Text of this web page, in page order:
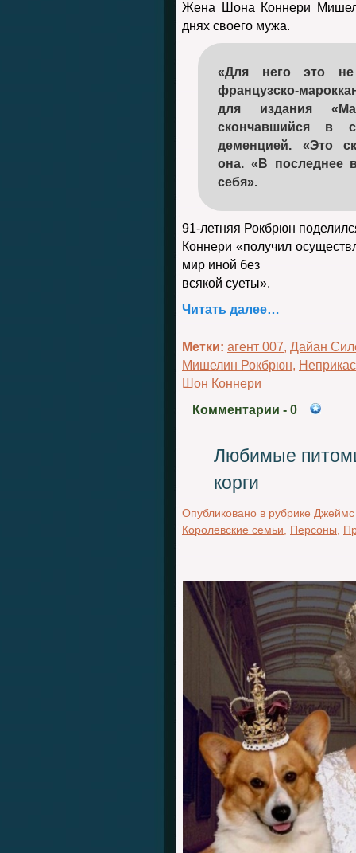
Жена Шона Коннери
днях своего мужа.
«Для него это
французско-
для издания
скончавшийся в
деменцией. «Это
она. «В последнее
себя».
91-летняя Рокбрюн
Коннери «получил
мир иной без
всякой суеты».
Читать далее…
Метки: агент 007, Дайан
Мишелин Рокбрюн,
Шон Коннери
Комментарии - 0
Любимые
корги
Опубликовано в рубрике
Королевские семьи
Персоны